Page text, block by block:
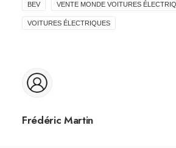
BEV VENTE MONDE VOITURES
VOITURES ÉLECTRIQUES
Frédéric Martin